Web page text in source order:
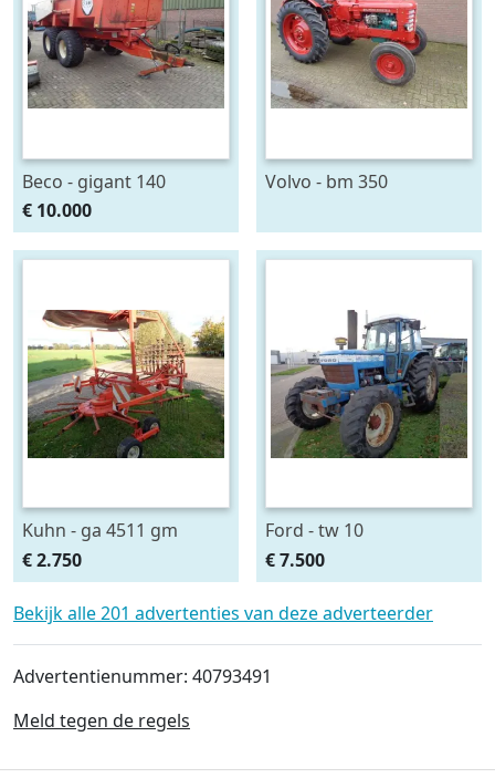
Beco - gigant 140
€ 10.000
Volvo - bm 350
Kuhn - ga 4511 gm
€ 2.750
Ford - tw 10
€ 7.500
Bekijk alle 201 advertenties van deze adverteerder
Advertentienummer: 40793491
Meld tegen de regels